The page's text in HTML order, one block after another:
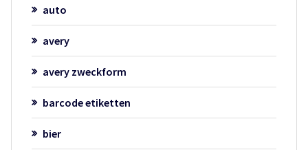
auto
avery
avery zweckform
barcode etiketten
bier